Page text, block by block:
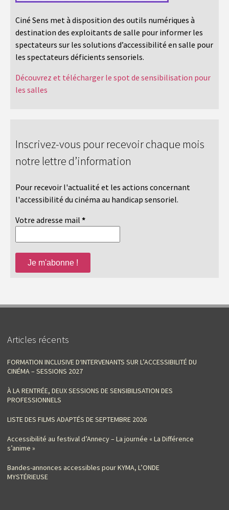
Ciné Sens met à disposition des outils numériques à
destination des exploitants de salle pour informer les
spectateurs sur les solutions d’accessibilité en salle pour
les spectateurs déficients sensoriels.
Découvrez et télécharger le spot de sensibilisation pour
les salles
Inscrivez-vous pour recevoir chaque mois
notre lettre d’information
Pour recevoir l'actualité et les actions concernant
l'accessibilité du cinéma au handicap sensoriel.
Votre adresse mail *
Articles récents
FORMATION INCLUSIVE D‘INTERVENANTS SUR L’ACCESSIBILITÉ DU
CINÉMA – SESSIONS 2027
À LA RENTRÉE, DEUX SESSIONS DE SENSIBILISATION DES
PROFESSIONNELS
LISTE DES FILMS ADAPTÉS DE SEPTEMBRE 2026
Accessibilité au festival d’Annecy – La journée « La Différence
s’anime »
Bandes-annonces accessibles pour KYMA, L’ONDE
MYSTÉRIEUSE